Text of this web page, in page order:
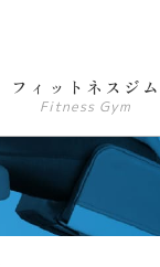
フィットネスジム
Fitness Gym